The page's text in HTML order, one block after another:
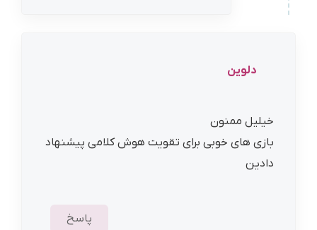
دلوین
خیلیل ممنون
بازی های خوبی برای تقویت هوش کلامی پیشنهاد
دادین
پاسخ